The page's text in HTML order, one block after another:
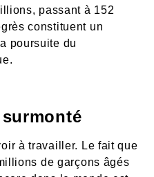
passant à 152
constituent un
poursuite du
à travailler. Le fait que
de garçons âgés